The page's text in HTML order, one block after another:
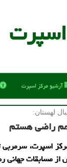
آرشیو مركز اسپرت
لهستان:
راضی هستم
اسپرت، سرمربی
مسابقات جهانی